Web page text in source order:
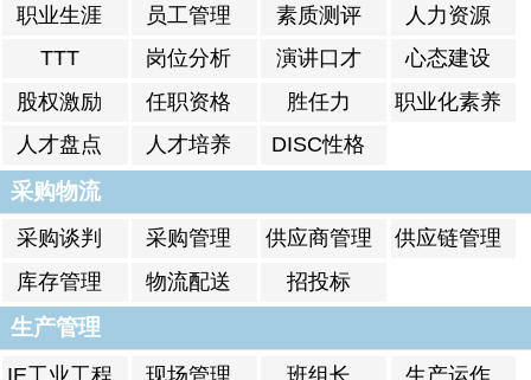
职业生涯 员工管理 素质测评
人力资源
TTT
岗位分析 演讲口才
心态建设
股权激励
任职资格 胜任力
职业化素养
人才盘点
人才培养
DISC性格
采购物流
采购谈判 采购管理 供应商管理
供应链管理
库存管理
物流配送 招投标
生产管理
IE工业工程 现场管理 班组长
生产运作